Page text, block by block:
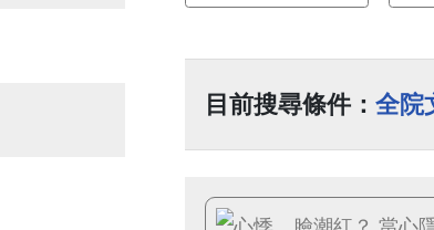
目前搜尋條件： 全院